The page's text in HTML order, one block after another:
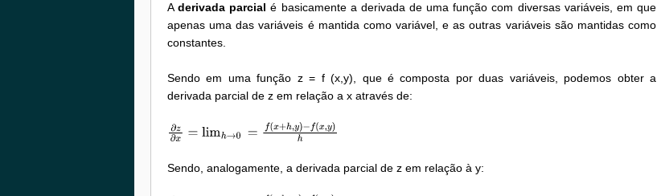
Aderivada parcial é basicamente a derivada de uma função com diversas variáveis, em que
apenas uma das variáveis é mantida como variável, e as outras variáveis são mantidas como
constantes.
Sendo em uma função z = f (x,y), que é composta por duas variáveis, podemos obter a
derivada parcial de z em relação a x através de:
∂z∂ x=limh→0= (x+ h,y)−f(x,y)h
Sendo, analogamente, a derivada parcial de z em relação à y: